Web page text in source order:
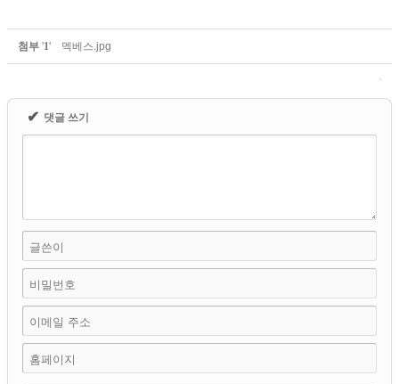
첨부 '1' 멕베스.jpg
✔ 댓글 쓰기
글쓴이
비밀번호
이메일 주소
홈페이지